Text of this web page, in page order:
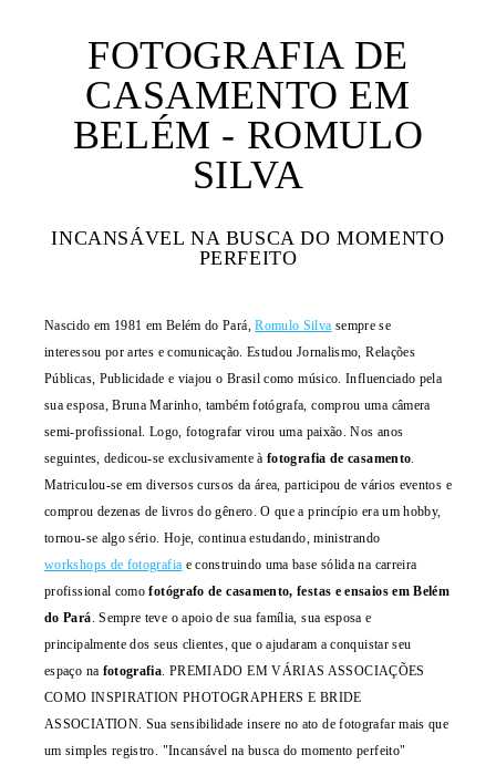
FOTOGRAFIA DE
CASAMENTO EM
BELÉM - ROMULO
SILVA
INCANSÁVEL NA BUSCA DO MOMENTO
PERFEITO
Nascido em 1981 em Belém do Pará,Romulo Silva sempre se
interessou por artes e comunicação. Estudou Jornalismo, Relações
Públicas, Publicidade e viajou o Brasil como músico. Influenciado pela
sua esposa, Bruna Marinho, também fotógrafa, comprou uma câmera
semi-profissional. Logo, fotografar virou uma paixão. Nos anos
seguintes, dedicou-se exclusivamente àfotografia de casamento.
Matriculou-se em diversos cursos da área, participou de vários eventos e
comprou dezenas de livros do gênero. O que a princípio era um hobby,
tornou-se algo sério. Hoje, continua estudando, ministrando
workshops de fotografia e construindo uma base sólida na carreira
profissional comofotógrafo de casamento, festas e ensaios em Belém
do Pará. Sempre teve o apoio de sua família, sua esposa e
principalmente dos seus clientes, que o ajudaram a conquistar seu
espaço na fotografia. PREMIADO EM VÁRIAS ASSOCIAÇÕES
COMO INSPIRATION PHOTOGRAPHERS E BRIDE
ASSOCIATION. Sua sensibilidade insere no ato de fotografar mais que
um simples registro. "Incansável na busca do momento perfeito"